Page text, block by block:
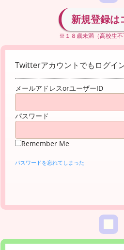
新規登録は
※１８歳未満（高校生
Twitterアカウントでもログイ
メールアドレスorユーザーID
パスワード
Remember Me
パスワードを忘れてしまった